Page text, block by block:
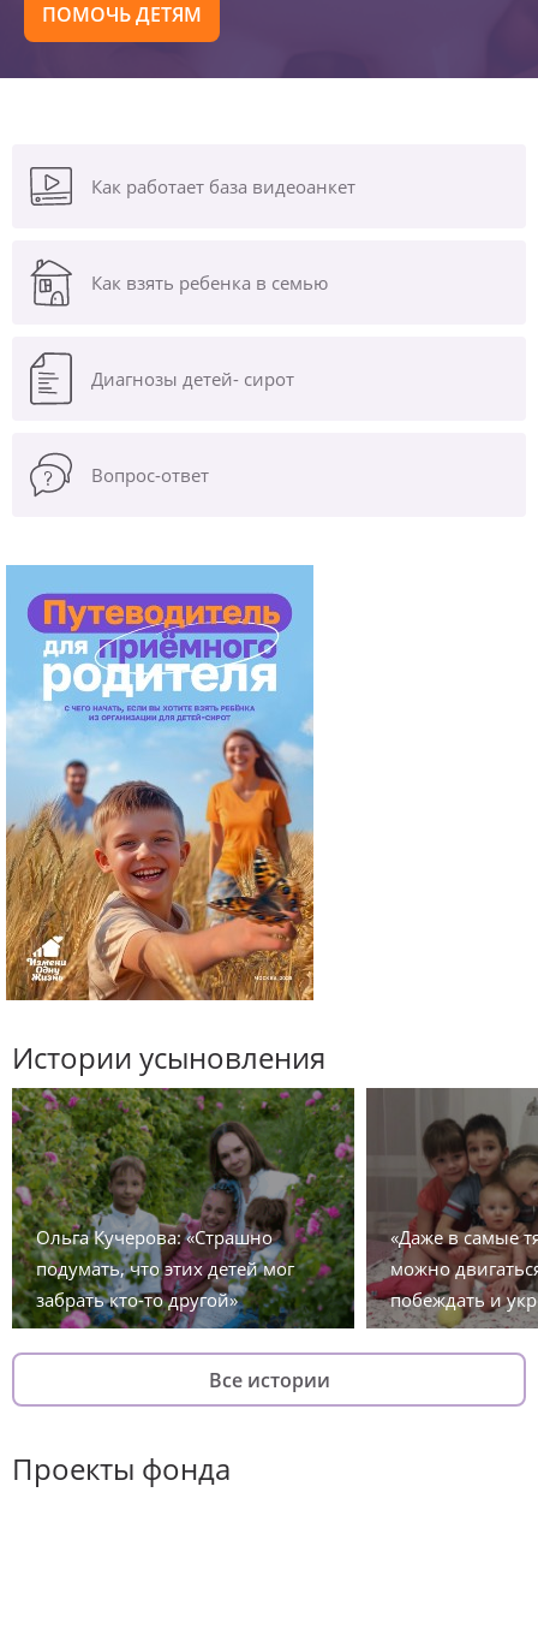
ПОМОЧЬ ДЕТЯМ
Как работает база видеоанкет
Как взять ребенка в семью
Диагнозы детей- сирот
Вопрос-ответ
Истории усыновления
Ольга Кучерова: «Страшно
подумать, что этих детей мог
забрать кто-то другой»
«Даже в самые
можно
побеждать и
Все истории
Проекты фонда